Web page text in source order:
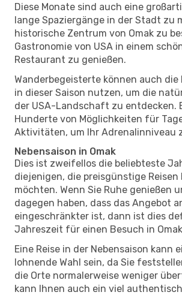
Diese Monate sind auch eine
lange Spaziergänge in der Stadt zu
historische Zentrum von Omak zu
Gastronomie von USA in einem
Restaurant zu genießen.
Wanderbegeisterte können auch die
in dieser Saison nutzen, um die
der USA-Landschaft zu entdecken.
Hunderte von Möglichkeiten für
Aktivitäten, um Ihr Adrenalinniveau
Nebensaison in Omak
Dies ist zweifellos die beliebteste
diejenigen, die preisgünstige Reisen
möchten. Wenn Sie Ruhe genießen
dagegen haben, dass das Angebot
eingeschränkter ist, dann ist dies
Jahreszeit für einen Besuch in
Eine Reise in der Nebensaison kann
lohnende Wahl sein, da Sie
die Orte normalerweise weniger
kann Ihnen auch ein viel